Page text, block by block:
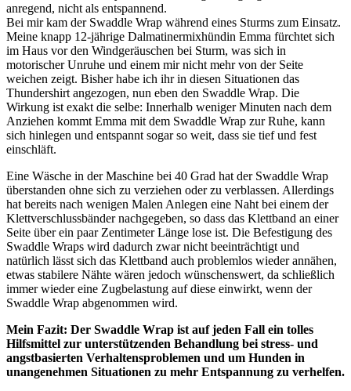
anregend, nicht als entspannend.
Bei mir kam der Swaddle Wrap während eines Sturms zum Einsatz.
Meine knapp 12-jährige Dalmatinermixhündin Emma fürchtet sich
im Haus vor den Windgeräuschen bei Sturm, was sich in
motorischer Unruhe und einem mir nicht mehr von der Seite
weichen zeigt. Bisher habe ich ihr in diesen Situationen das
Thundershirt angezogen, nun eben den Swaddle Wrap. Die
Wirkung ist exakt die selbe: Innerhalb weniger Minuten nach dem
Anziehen kommt Emma mit dem Swaddle Wrap zur Ruhe, kann
sich hinlegen und entspannt sogar so weit, dass sie tief und fest
einschläft.
Eine Wäsche in der Maschine bei 40 Grad hat der Swaddle Wrap
überstanden ohne sich zu verziehen oder zu verblassen. Allerdings
hat bereits nach wenigen Malen Anlegen eine Naht bei einem der
Klettverschlussbänder nachgegeben, so dass das Klettband an einer
Seite über ein paar Zentimeter Länge lose ist. Die Befestigung des
Swaddle Wraps wird dadurch zwar nicht beeinträchtigt und
natürlich lässt sich das Klettband auch problemlos wieder annähen,
etwas stabilere Nähte wären jedoch wünschenswert, da schließlich
immer wieder eine Zugbelastung auf diese einwirkt, wenn der
Swaddle Wrap abgenommen wird.
Mein Fazit: Der Swaddle Wrap ist auf jeden Fall ein tolles
Hilfsmittel zur unterstützenden Behandlung bei stress- und
angstbasierten Verhaltensproblemen und um Hunden in
unangenehmen Situationen zu mehr Entspannung zu verhelfen.